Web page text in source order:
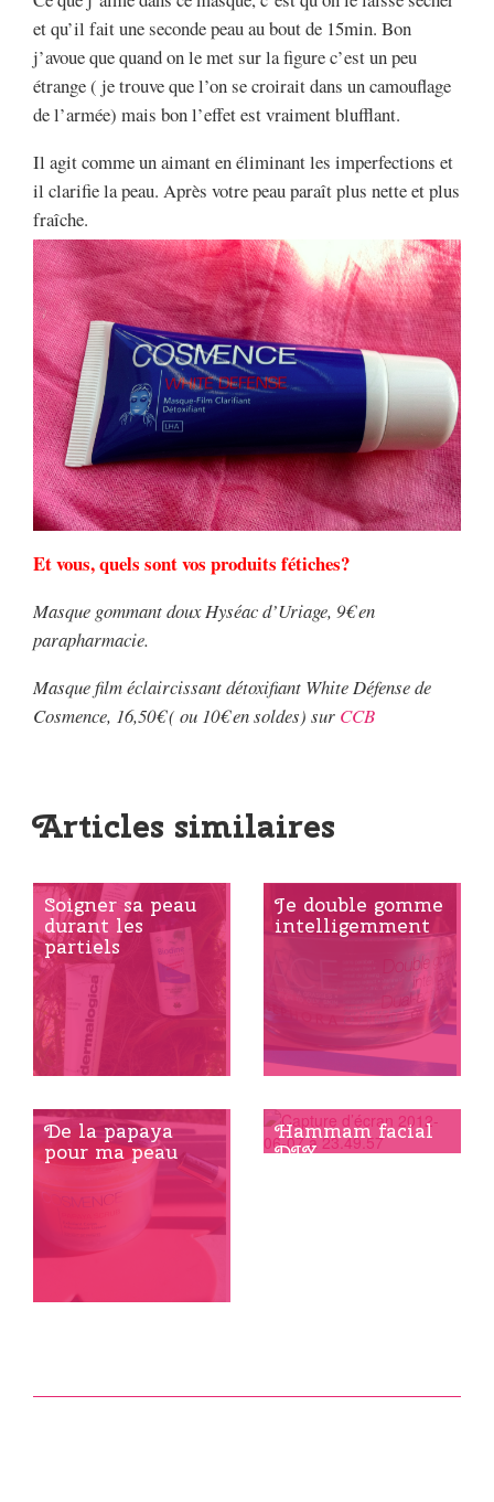
et qu’il fait une seconde peau au bout de 15min. Bon
j’avoue que quand on le met sur la figure c’est un peu
étrange ( je trouve que l’on se croirait dans un camouflage
de l’armée) mais bon l’effet est vraiment blufflant.
Il agit comme un aimant en éliminant les imperfections et
il clarifie la peau. Après votre peau paraît plus nette et plus
fraîche.
Et vous, quels sont vos produits fétiches?
Masque gommant doux Hyséac d’Uriage, 9€ en
parapharmacie.
Masque film éclaircissant détoxifiant White Défense de
Cosmence, 16,50€ ( ou 10€ en soldes) sur CCB
Articles similaires
Soigner sa peau
durant les
partiels
Je double gomme
intelligemment
De la papaya
pour ma peau
Hammam facial
DIY